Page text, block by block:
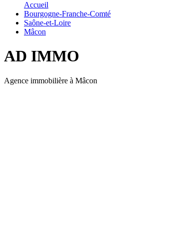
Accueil
Bourgogne-Franche-Comté
Saône-et-Loire
Mâcon
AD IMMO
Agence immobilière à Mâcon